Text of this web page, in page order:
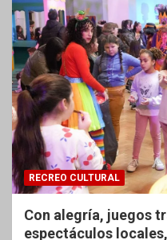
RECREO CULTURAL
Con alegría, juegos
espectáculos